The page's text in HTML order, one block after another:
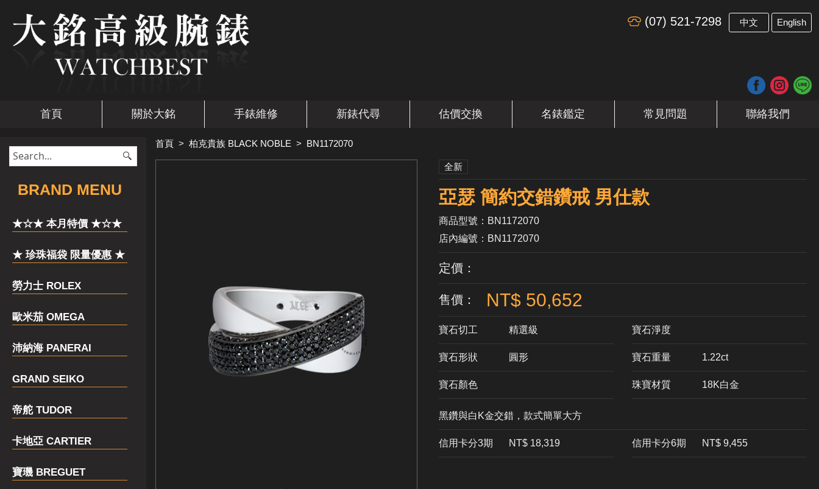
(07) 521-7298 中文 English
首頁 關於大銘 手錶維修 新錶代尋 估價交換 名錶鑑定 常見問題 聯絡我們
​BRAND MENU
★☆★ 本月特價 ★☆★
★ 珍珠福袋 限量優惠 ★
勞力士 ROLEX
歐米茄 OMEGA
沛納海 PANERAI
GRAND SEIKO
帝舵 TUDOR
卡地亞 CARTIER
寶璣 BREGUET
首頁 > 柏克貴族 BLACK NOBLE > BN1172070
全新
亞瑟 簡約交錯鑽戒 男仕款
商品型號：BN1172070
店內編號：BN1172070
定價：
售價： NT$ 50,652
寶石切工 精選級 寶石淨度
寶石形狀 ​圓形 寶石重量 1.22ct
寶石顏色 珠寶材質 18K白金
黑鑽與白K金交錯，款式簡單大方
信用卡分3期 ​NT$ 18,319 信用卡分6期 NT$ 9,455